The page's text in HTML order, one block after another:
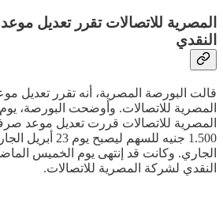
المصرية للاتصالات تقرر تعديل
النقدي
قالت البورصة المصرية، أنه تقرر
المصرية للاتصالات. وأوضحت البورصة، يوم
الجاري. وكانت قد إنتهى يوم الخميس
النقدي لشركة المصرية للاتصالات.